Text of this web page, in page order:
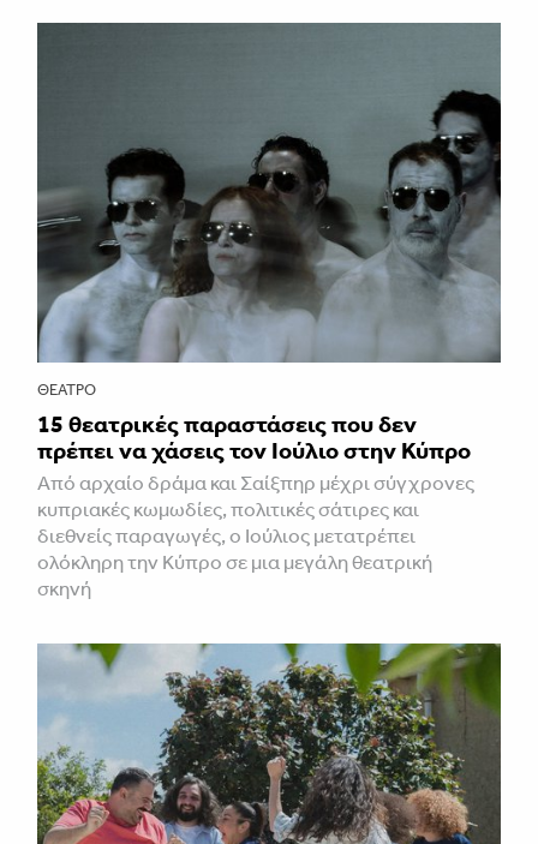
ΘΈΑΤΡΟ
15 θεατρικές παραστάσεις που δεν
πρέπει να χάσεις τον Ιούλιο στην Κύπρο
Από αρχαίο δράμα και Σαίξπηρ μέχρι σύγχρονες
κυπριακές κωμωδίες, πολιτικές σάτιρες και
διεθνείς παραγωγές, ο Ιούλιος μετατρέπει
ολόκληρη την Κύπρο σε μια μεγάλη θεατρική
σκηνή